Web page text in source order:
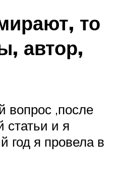
то
автор,
вопрос ,после
статьи и я
год я провела в